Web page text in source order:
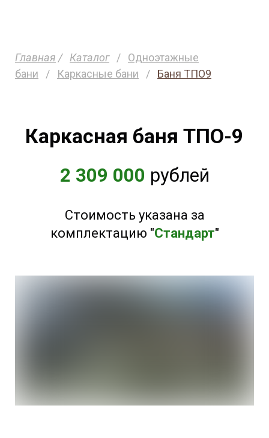
Главная / Каталог/ Одноэтажные
бани
/ Каркасные бани / Баня ТПО9
Каркасная баня ТПО-9
2 309 000 рублей
Стоимость указана за
комплектацию "Стандарт"